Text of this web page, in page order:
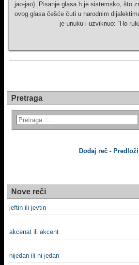
jao-jao). Pisanje glasa h je sistemsko, što
ovog glasa češće čuti u narodnim
je unuku i uzviknuo: “Ho-
Pretraga
Dodaj reč - Predloži
Nove reči
jeftin ili jevtin
akcenat ili akcent
nijedan ili ni jedan